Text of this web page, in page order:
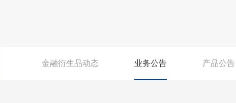
金融衍生品动态 业务公告 产品公告